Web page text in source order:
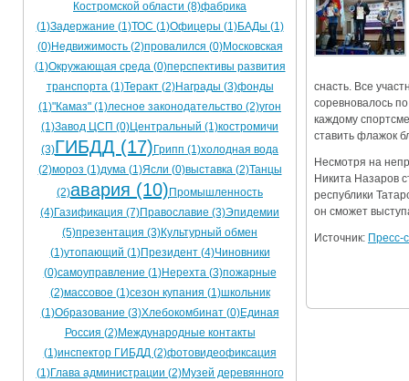
Ограничения движения транспорта на майские
Электронные транспортные карты
снасть. Все
соревновалось
каждому
ставить флажок
Несмотря на
Никита Назаров
республики
он сможет
Источник: Пресс-
Костромской области (8)фабрика
(1)Задержание (1)ТОС (1)Офицеры (1)БАДы (1)
(0)Недвижимость (2)провалился (0)Московская
(1)Окружающая среда (0)перспективы развития
транспорта (1)Теракт (2)Награды (3)фонды
(1)"Камаз" (1)лесное законодательство (2)угон
(1)Завод ЦСП (0)Центральный (1)костромичи
(3)ГИБДД (17) Грипп (1)холодная вода
(2)мороз (1)дума (1)Ясли (0)выставка (2)Танцы
(2)авария (10) Промышленность
(4)Газификация (7)Православие (3)Эпидемии
(5)презентация (3)Культурный обмен
(1)утопающий (1)Президент (4)Чиновники
(0)самоуправление (1)Нерехта (3)пожарные
(2)массовое (1)сезон купания (1)школьник
(1)Образование (3)Хлебокомбинат (0)Единая
Россия (2)Международные контакты
(1)инспектор ГИБДД (2)фотовидеофиксация
(1)Глава администрации (2)Музей деревянного